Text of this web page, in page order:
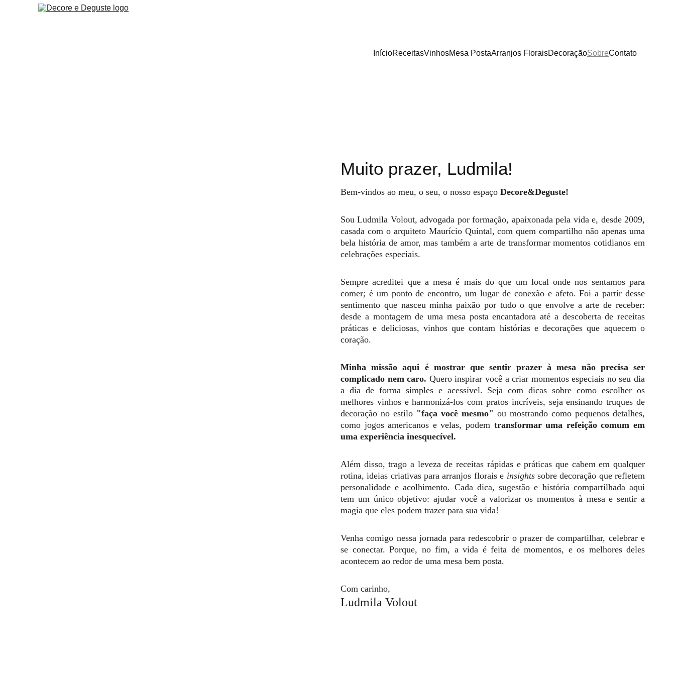
InícioReceitasVinhosMesa PostaArranjos FloraisDecoraçãoSobreContato
Muito prazer, Ludmila!
Bem-vindos ao meu, o seu, o nosso espaço Decore&Deguste!
Sou Ludmila Volout, advogada por formação, apaixonada pela vida e, desde 2009,
casada com o arquiteto Maurício Quintal, com quem compartilho não apenas uma
bela história de amor, mas também a arte de transformar momentos cotidianos em
celebrações especiais.
Sempre acreditei que a mesa é mais do que um local onde nos sentamos para
comer; é um ponto de encontro, um lugar de conexão e afeto. Foi a partir desse
sentimento que nasceu minha paixão por tudo o que envolve a arte de receber:
desde a montagem de uma mesa posta encantadora até a descoberta de receitas
práticas e deliciosas, vinhos que contam histórias e decorações que aquecem o
coração.
Minha missão aqui é mostrar que sentir prazer à mesa não precisa ser
complicado nem caro. Quero inspirar você a criar momentos especiais no seu dia
a dia de forma simples e acessível. Seja com dicas sobre como escolher os
melhores vinhos e harmonizá-los com pratos incríveis, seja ensinando truques de
decoração no estilo "faça você mesmo" ou mostrando como pequenos detalhes,
como jogos americanos e velas, podem transformar uma refeição comum em
uma experiência inesquecível.
Além disso, trago a leveza de receitas rápidas e práticas que cabem em qualquer
rotina, ideias criativas para arranjos florais e insights sobre decoração que refletem
personalidade e acolhimento. Cada dica, sugestão e história compartilhada aqui
tem um único objetivo: ajudar você a valorizar os momentos à mesa e sentir a
magia que eles podem trazer para sua vida!
Venha comigo nessa jornada para redescobrir o prazer de compartilhar, celebrar e
se conectar. Porque, no fim, a vida é feita de momentos, e os melhores deles
acontecem ao redor de uma mesa bem posta.
Com carinho,
Ludmila Volout